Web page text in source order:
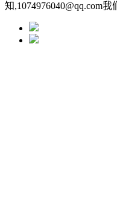
知,1074976040@qq.com我